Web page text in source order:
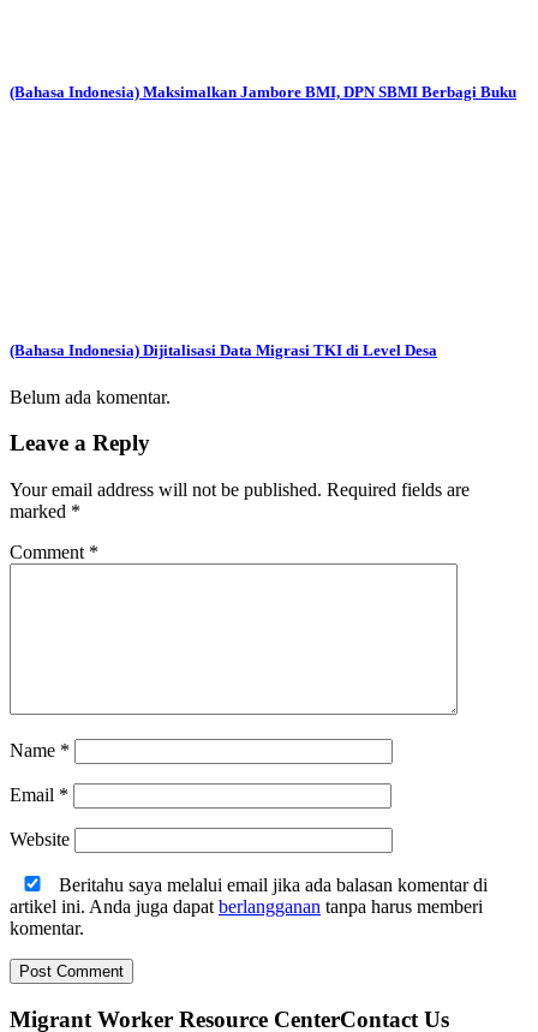
(Bahasa Indonesia) Maksimalkan Jambore BMI, DPN SBMI Berbagi Buku
(Bahasa Indonesia) Dijitalisasi Data Migrasi TKI di Level Desa
Belum ada komentar.
Leave a Reply
Your email address will not be published. Required fields are
marked *
Comment *
Name *
Email *
Website
Beritahu saya melalui email jika ada balasan komentar di
artikel ini. Anda juga dapat berlangganan tanpa harus memberi
komentar.
Migrant Worker Resource CenterContact Us